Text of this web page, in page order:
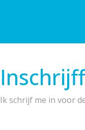
Ik schrijf me in voor